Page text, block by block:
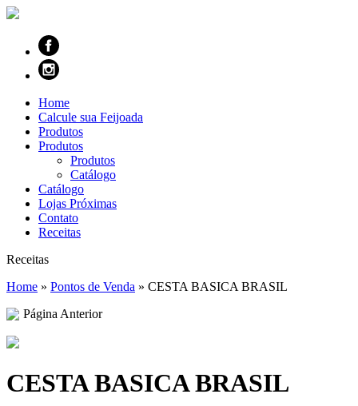
Home
Calcule sua Feijoada
Produtos
Produtos
Produtos
Catálogo
Catálogo
Lojas Próximas
Contato
Receitas
Receitas
Home » Pontos de Venda » CESTA BASICA BRASIL
Página Anterior
CESTA BASICA BRASIL